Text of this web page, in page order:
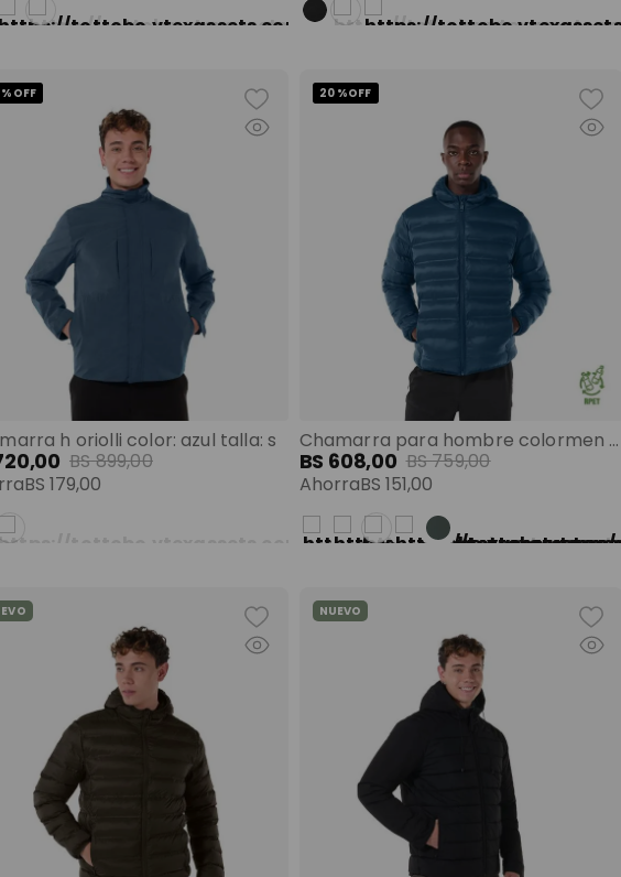
h oriolli color: azul talla: s
OFF
,00 BS899,00
BS 179,00
Chamarra para hombre colormen pro color: azul talla: m
20 %OFF
BS 608,00 BS759,00
AhorraBS 151,00
NUEVO